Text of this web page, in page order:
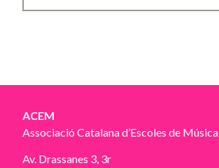
ACEM
Associació Catalana d’Escoles de Música
Av. Drassanes 3, 3r